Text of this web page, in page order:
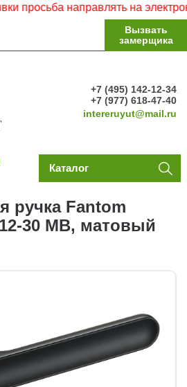
направлять на
Вызвать
замерщика
+7 (495) 142-12-34
+7 (977) 618-47-40
intereruyut@mail.ru
Каталог
ручка Fantom
30 MB, матовый